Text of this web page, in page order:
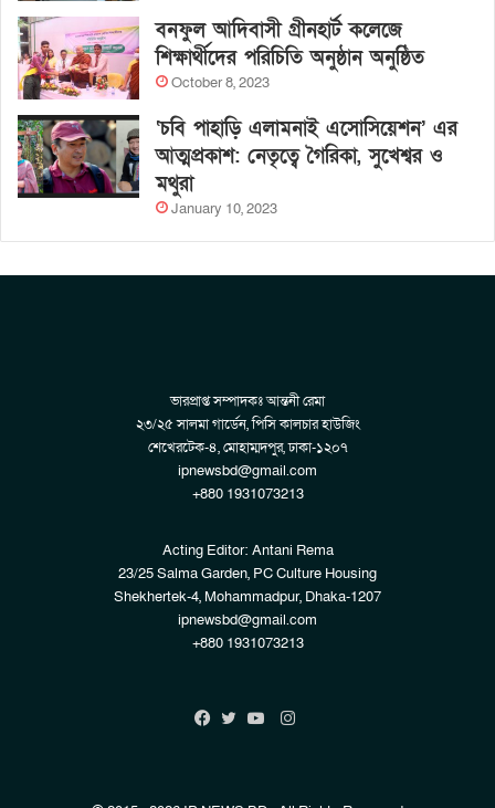
বনফুল আদিবাসী গ্রীনহার্ট কলেজে
শিক্ষার্থীদের পরিচিতি অনুষ্ঠান অনুষ্ঠিত
October 8, 2023
‘চবি পাহাড়ি এলামনাই এসোসিয়েশন’ এর
আত্মপ্রকাশ: নেতৃত্বে গৈরিকা, সুখেশ্বর ও
মথুরা
January 10, 2023
ভারপ্রাপ্ত সম্পাদকঃ আন্তনী রেমা
২৩/২৫ সালমা গার্ডেন, পিসি কালচার হাউজিং
শেখেরটেক-৪, মোহাম্মদপুর, ঢাকা-১২০৭
ipnewsbd@gmail.com
+880 1931073213
Acting Editor: Antani Rema
23/25 Salma Garden, PC Culture Housing
Shekhertek-4, Mohammadpur, Dhaka-1207
ipnewsbd@gmail.com
+880 1931073213
Instagram